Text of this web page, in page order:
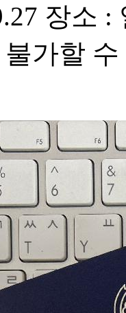
장소
가할